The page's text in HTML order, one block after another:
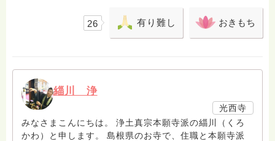
26 有り難し おきもち
緇川 浄
光西寺
みなさまこんにちは。 浄土真宗本願寺派の緇川（くろ
かわ）と申します。 島根県のお寺で、住職と本願寺派